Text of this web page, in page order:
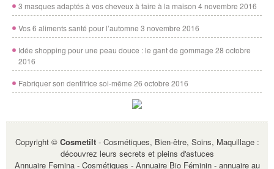
3 masques adaptés à vos cheveux à faire à la maison 4 novembre 2016
Vos 6 aliments santé pour l’automne 3 novembre 2016
Idée shopping pour une peau douce : le gant de gommage 28 octobre
2016
Fabriquer son dentifrice soi-même 26 octobre 2016
Copyright © Cosmetilt- Cosmétiques, Bien-être, Soins, Maquillage :
découvrez leurs secrets et pleins d'astuces
Annuaire Femina - Cosmétiques - Annuaire Bio Féminin- annuaire au